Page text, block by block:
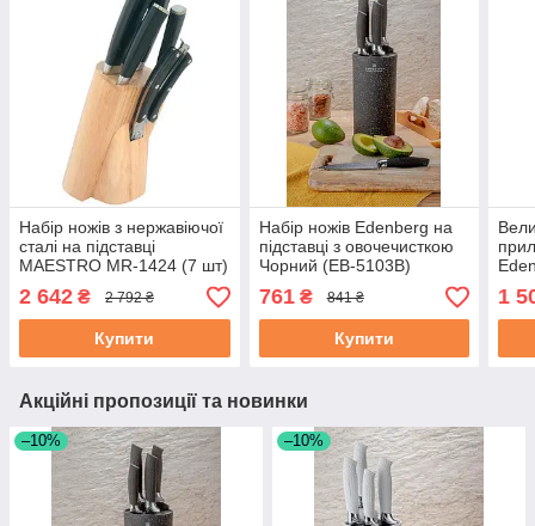
Набір ножів з нержавіючої
сталі на підставці
MAESTRO MR-1424 (7 шт)
| кухонний ніж | ножі
Маестро, Маестро
2 642 ₴ 2 792 ₴
Купити
Набір ножів Edenberg на
підставці з овочечисткою
Чорний (EB-5103B)
761₴ 841 ₴
Купити
1
Акційні пропозиції та новинки
–10% –10%